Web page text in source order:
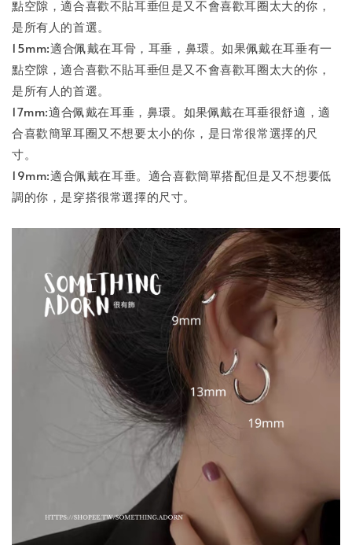
點空隙，適合喜歡不貼耳垂但是又不會喜歡耳圈太大的你，
是所有人的首選。
15mm:適合佩戴在耳骨，耳垂，鼻環。如果佩戴在耳垂有一
點空隙，適合喜歡不貼耳垂但是又不會喜歡耳圈太大的你，
是所有人的首選。
17mm:適合佩戴在耳垂，鼻環。如果佩戴在耳垂很舒適，適
合喜歡簡單耳圈又不想要太小的你，是日常很常選擇的尺
寸。
19mm:適合佩戴在耳垂。適合喜歡簡單搭配但是又不想要低
調的你，是穿搭很常選擇的尺寸。